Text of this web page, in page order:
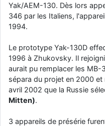
d9pouces: En espérant
au passage !
un peu mieux
d9pouces: cette fois, c'est le
par terre
jericho : Ah ben je peux te
manifestement
Yak/AEM-130. Dès lors
346 par les Italiens,
1994.
Le prototype Yak-130D
1996 à Zhukovsky. Il
aurait pu remplacer les
sépara du projet en 2000
avril 2002 que la Russie
Mitten).
3 appareils de présérie